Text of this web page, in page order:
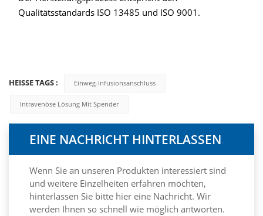
Qualitätsstandards ISO 13485 und ISO 9001.
HEISSE TAGS : Einweg-Infusionsanschluss
Intravenöse Lösung Mit Spender
EINE NACHRICHT HINTERLASSEN
Wenn Sie an unseren Produkten interessiert sind
und weitere Einzelheiten erfahren möchten,
hinterlassen Sie bitte hier eine Nachricht. Wir
werden Ihnen so schnell wie möglich antworten.